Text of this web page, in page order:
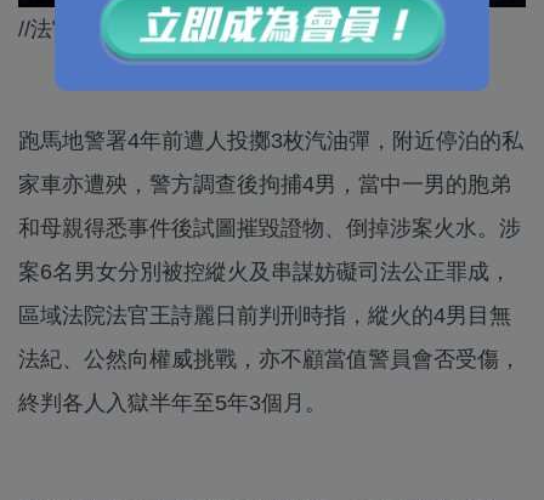
//法官直斥被告唯恐天下不亂！//
跑馬地警署4年前遭人投擲3枚汽油彈，附近停泊的私
家車亦遭殃，警方調查後拘捕4男，當中一男的胞弟
和母親得悉事件後試圖摧毀證物、倒掉涉案火水。涉
案6名男女分別被控縱火及串謀妨礙司法公正罪成，
區域法院法官王詩麗日前判刑時指，縱火的4男目無
法紀、公然向權威挑戰，亦不顧當值警員會否受傷，
終判各人入獄半年至5年3個月。